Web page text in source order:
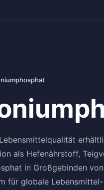
als Hefenährstoff,
in Großgebinden
für globale